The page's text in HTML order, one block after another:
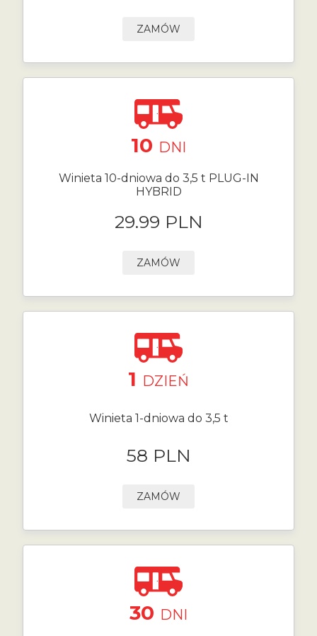
ZAMÓW
10 DNI
Winieta 10-dniowa do 3,5 t PLUG-IN
HYBRID
29.99 PLN
ZAMÓW
1 DZIEŃ
Winieta 1-dniowa do 3,5 t
58 PLN
ZAMÓW
30 DNI